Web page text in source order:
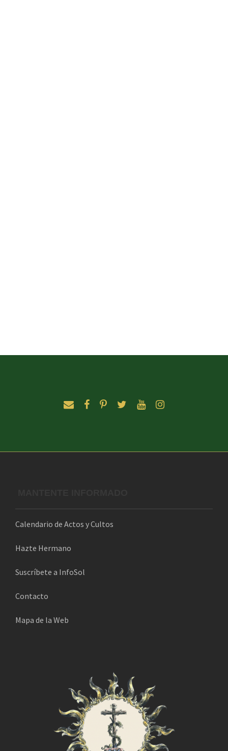
Calendario de Actos y Cultos
Hazte Hermano
Suscríbete a InfoSol
Contacto
Mapa de la Web